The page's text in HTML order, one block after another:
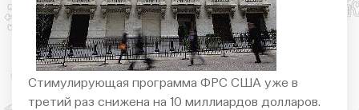
Стимулирующая программа ФРС США уже в
третий раз снижена на 10 миллиардов долларов.